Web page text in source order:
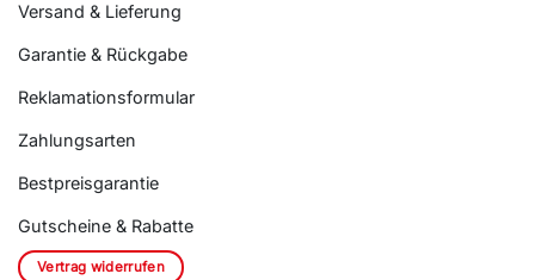
Versand & Lieferung
Garantie & Rückgabe
Reklamationsformular
Zahlungsarten
Bestpreisgarantie
Gutscheine & Rabatte
Vertrag widerrufen